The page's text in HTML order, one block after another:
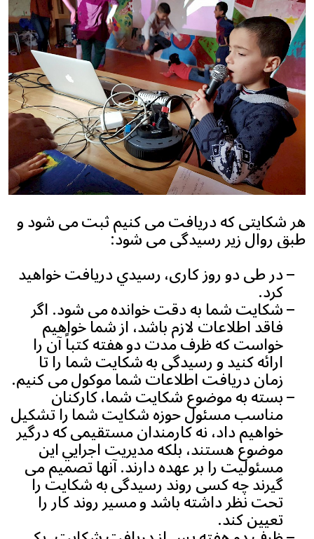
هر شکایتی که دریافت می کنیم ثبت می شود و
طبق روال زیر رسیدگی می شود:
در طی دو روز کاری، رسيدي دریافت خواهید
کرد.
شکایت شما به دقت خوانده می شود. اگر
فاقد اطلاعات لازم باشد، از شما خواهیم
خواست كه ظرف مدت دو هفته كتباً آن را
ارائه كنید و رسیدگی به شکایت شما را تا
زمان دریافت اطلاعات شما موكول می كنیم.
بسته به موضوع شکایت شما، کارکنان
مناسب مسئول حوزه شکایت شما را تشکیل
خواهیم داد، نه کارمندان مستقیمی که درگیر
موضوع هستند، بلکه مديريت اجرايي اين
مسئولیت را بر عهده دارند. آنها تصمیم می
گیرند چه کسی روند رسیدگی به شکایت را
تحت نظر داشته باشد و مسیر روند کار را
تعیین کند.